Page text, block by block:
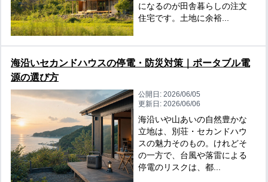
になるのが田舎暮らしの注文
住宅です。土地に余裕...
海沿いセカンドハウスの停電・防災対策｜ポータブル電
源の選び方
公開日: 2026/06/05
更新日: 2026/06/06
海沿いや山あいの自然豊かな
立地は、別荘・セカンドハウ
スの魅力そのもの。けれどそ
の一方で、台風や落雷による
停電のリスクは、都...